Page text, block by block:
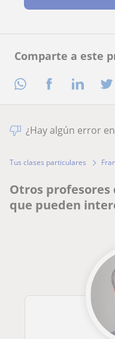
Comparte a este
¿Hay algún error
Tus clases particulares
Otros profesores
que pueden